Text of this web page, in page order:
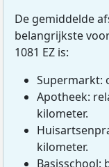
De gemiddelde
belangrijkste
1081 EZ is:
Supermarkt:
Apotheek:
kilometer.
kilometer.
Basisschool: